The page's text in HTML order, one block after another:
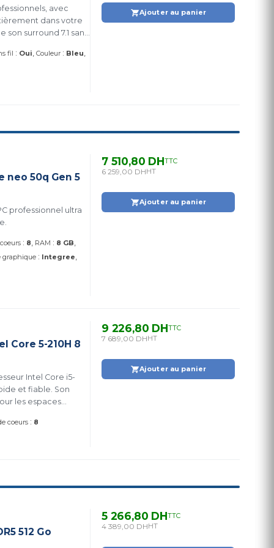
avec
dans votre
surround 7.1 sans
fil : Oui Couleur : Bleu
Ajouter au panier
neo 50q Gen 5
professionnel ultra
: 8 RAM : 8 GB
graphique : Integree
7 510,80 DHTTC
6 259,00 DHHT
Ajouter au panier
Core 5-210H 8
Intel Core i5-
et fiable. Son
les espaces
coeurs : 8
9 226,80 DHTTC
7 689,00 DHHT
Ajouter au panier
512 Go
5 266,80 DHTTC
4 389,00 DHHT